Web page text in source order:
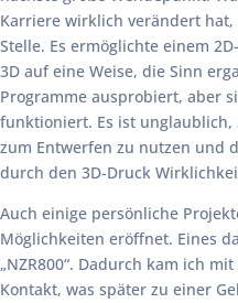
Karriere wirklich verändert
Stelle. Es ermöglichte einem
3D auf eine Weise, die Sinn
Programme ausprobiert, aber
funktioniert. Es ist unglaublich,
zum Entwerfen zu nutzen und
durch den 3D-Druck
Auch einige persönliche
Möglichkeiten eröffnet. Eines
„NZR800“. Dadurch kam ich
Kontakt, was später zu einer